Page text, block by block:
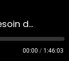
Avons-nous nécessairement besoin de modèles ?
00:00 / 1:46:03